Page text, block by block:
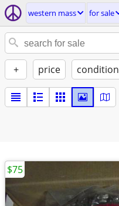
western mass for sale
+ price condition
$75